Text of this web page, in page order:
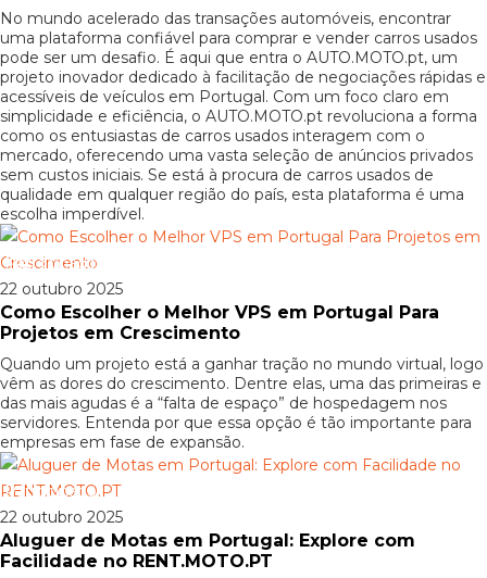
No mundo acelerado das transações automóveis, encontrar
uma plataforma confiável para comprar e vender carros usados
pode ser um desafio. É aqui que entra o AUTO.MOTO.pt, um
projeto inovador dedicado à facilitação de negociações rápidas e
acessíveis de veículos em Portugal. Com um foco claro em
simplicidade e eficiência, o AUTO.MOTO.pt revoluciona a forma
como os entusiastas de carros usados interagem com o
mercado, oferecendo uma vasta seleção de anúncios privados
sem custos iniciais. Se está à procura de carros usados de
qualidade em qualquer região do país, esta plataforma é uma
escolha imperdível.
Patrocinado
22 outubro 2025
Como Escolher o Melhor VPS em Portugal Para
Projetos em Crescimento
Quando um projeto está a ganhar tração no mundo virtual, logo
vêm as dores do crescimento. Dentre elas, uma das primeiras e
das mais agudas é a “falta de espaço” de hospedagem nos
servidores. Entenda por que essa opção é tão importante para
empresas em fase de expansão.
Patrocinado
22 outubro 2025
Aluguer de Motas em Portugal: Explore com
Facilidade no RENT.MOTO.PT